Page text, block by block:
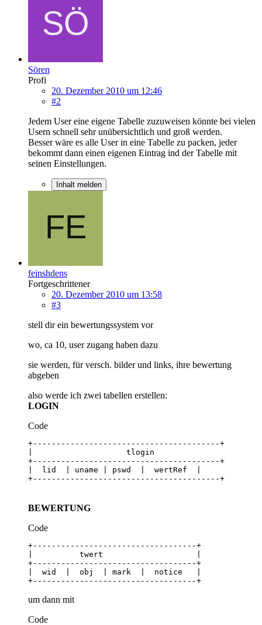
Sören
Profi
20. Dezember 2010 um 12:46
#2
Jedem User eine eigene Tabelle zuzuweisen könnte bei vielen
Usern schnell sehr unübersichtlich und groß werden.
Besser wäre es alle User in eine Tabelle zu packen, jeder
bekommt dann einen eigenen Eintrag ind der Tabelle mit
seinen Einstellungen.
Inhalt melden
feinshdens
Fortgeschrittener
20. Dezember 2010 um 13:58
#3
stell dir ein bewertungssystem vor
wo, ca 10, user zugang haben dazu
sie werden, für versch. bilder und links, ihre bewertung
abgeben
also werde ich zwei tabellen erstellen:
LOGIN
Code
+----------------------------------------+
BEWERTUNG
Code
+-----------------------------------+
um dann mit
Code